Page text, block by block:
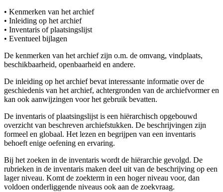
• Kenmerken van het archief
• Inleiding op het archief
• Inventaris of plaatsingslijst
• Eventueel bijlagen
De kenmerken van het archief zijn o.m. de omvang, vindplaats,
beschikbaarheid, openbaarheid en andere.
De inleiding op het archief bevat interessante informatie over de
geschiedenis van het archief, achtergronden van de archiefvormer en
kan ook aanwijzingen voor het gebruik bevatten.
De inventaris of plaatsingslijst is een hiërarchisch opgebouwd
overzicht van beschreven archiefstukken. De beschrijvingen zijn
formeel en globaal. Het lezen en begrijpen van een inventaris
behoeft enige oefening en ervaring.
Bij het zoeken in de inventaris wordt de hiërarchie gevolgd. De
rubrieken in de inventaris maken deel uit van de beschrijving op een
lager niveau. Komt de zoekterm in een hoger niveau voor, dan
voldoen onderliggende niveaus ook aan de zoekvraag.